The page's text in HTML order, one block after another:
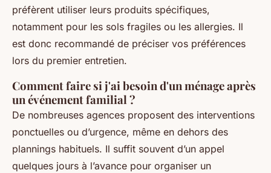
préfèrent utiliser leurs produits spécifiques,
notamment pour les sols fragiles ou les allergies. Il
est donc recommandé de préciser vos préférences
lors du premier entretien.
Comment faire si j'ai besoin d'un ménage après
un événement familial ?
De nombreuses agences proposent des interventions
ponctuelles ou d’urgence, même en dehors des
plannings habituels. Il suffit souvent d’un appel
quelques jours à l’avance pour organiser un